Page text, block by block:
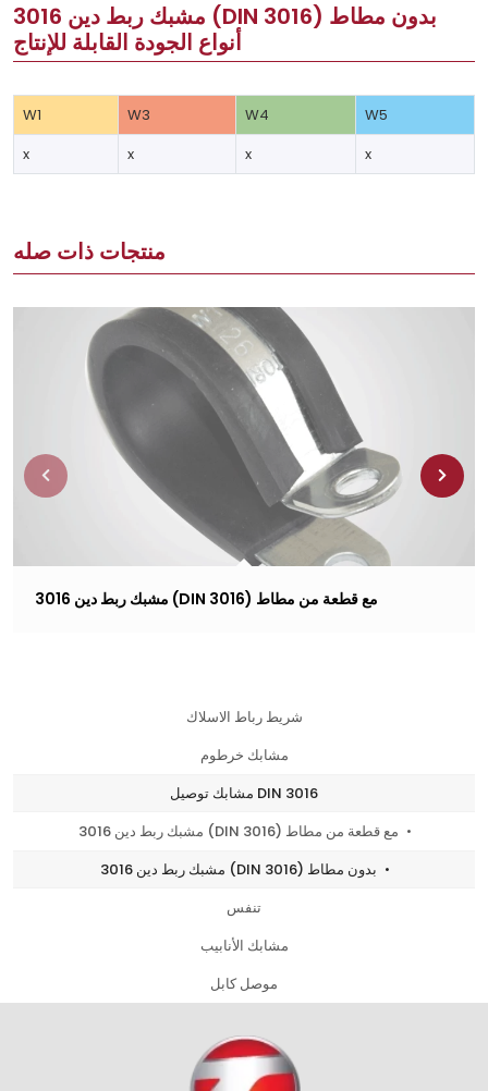
شريط رباط الاسلاك
مشابك خرطوم
مشابك توصيل DIN 3016
تنفس
مشابك الأنابيب
موصل كابل
مشبك ربط دين 3016 (DIN 3016) بدون مطاط
أنواع الجودة القابلة للإنتاج
W1 W3 W4
W5
x
x x x
منتجات ذات صله
مشبك ربط دين 3016 (DIN 3016) مع قطعة من مطاط